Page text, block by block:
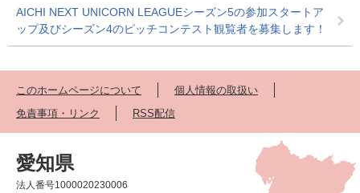
AICHI NEXT UNICORN LEAGUEシーズン5の参加スタートア
ップ及びシーズン4のピッチコンテスト観覧者を募集します！
このホームページについて
個人情報の取扱い
免責事項・リンク
RSS配信
愛知県
法人番号1000020230006